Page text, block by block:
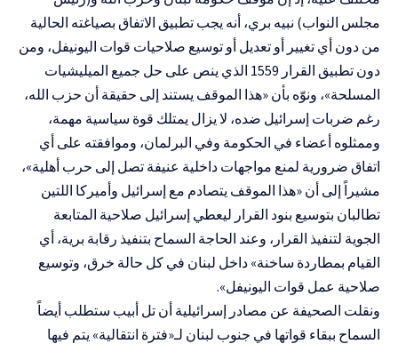
مجلس النواب) نبيه بري، أنه يجب تطبيق الاتفاق بصياغته الحالية
من دون أي تغيير أو تعديل أو توسيع صلاحيات قوات اليونيفل، ومن
دون تطبيق القرار 1559 الذي ينص على حل جميع الميليشيات
المسلحة»، ونوّه بأن «هذا الموقف يستند إلى حقيقة أن حزب الله،
رغم ضربات إسرائيل ضده، لا يزال يمتلك قوة سياسية مهمة،
وممثلوه أعضاء في الحكومة وفي البرلمان، وموافقته على أي
اتفاق ضرورية لمنع مواجهات داخلية عنيفة تصل إلى حرب أهلية»،
مشيراً إلى أن «هذا الموقف يتصادم مع إسرائيل وأميركا اللتين
تطالبان بتوسيع بنود القرار ليعطي إسرائيل صلاحية المتابعة
الجوية لتنفيذ القرار، وعند الحاجة السماح بتنفيذ رقابة برية، أي
القيام بمطاردة ساخنة» داخل لبنان في كل حالة خرق، وتوسيع
صلاحية عمل قوات اليونيفل».
ونقلت الصحيفة عن مصادر إسرائيلية أن تل أبيب ستطلب أيضاً
السماح ببقاء قواتها في جنوب لبنان لـ«فترة انتقالية» يتم فيها